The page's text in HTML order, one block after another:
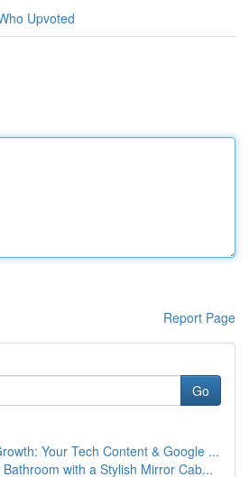
Upvoted
Report Page
Go
Your Tech Content & Google ...
with a Stylish Mirror Cab...